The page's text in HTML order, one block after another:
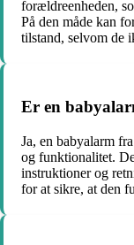
forældreenheden,
På den måde kan
tilstand, selvom de
Er en
Ja, en babyalarm
og funktionalitet.
instruktioner og
for at sikre, at den